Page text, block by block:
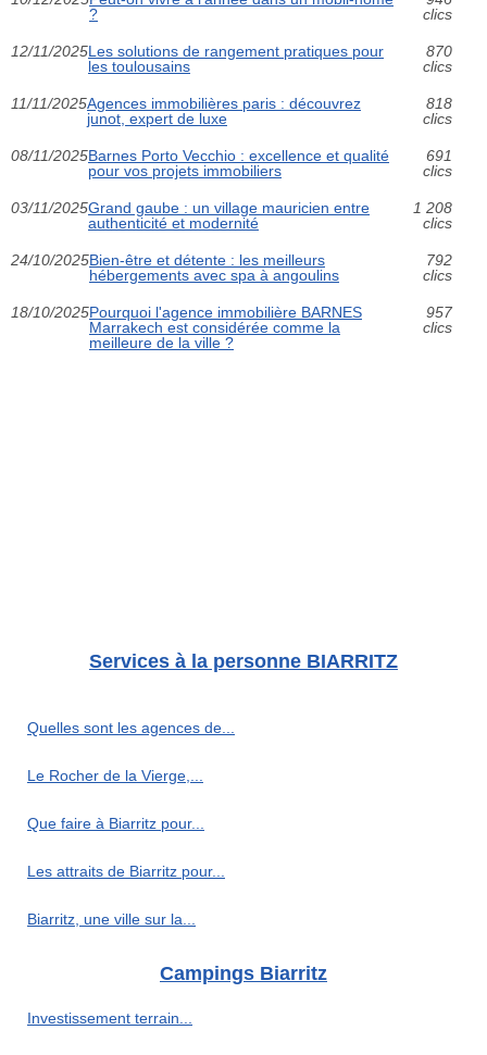
?
clics
12/11/2025Les solutions de rangement pratiques pour
les toulousains
870
clics
11/11/2025Agences immobilières paris : découvrez
junot, expert de luxe
818
clics
08/11/2025Barnes Porto Vecchio : excellence et qualité
pour vos projets immobiliers
691
clics
03/11/2025Grand gaube : un village mauricien entre
authenticité et modernité
1 208
clics
24/10/2025Bien-être et détente : les meilleurs
hébergements avec spa à angoulins
792
clics
18/10/2025Pourquoi l'agence immobilière BARNES
Marrakech est considérée comme la
meilleure de la ville ?
957
clics
Services à la personne BIARRITZ
Quelles sont les agences de...
Le Rocher de la Vierge,...
Que faire à Biarritz pour...
Les attraits de Biarritz pour...
Biarritz, une ville sur la...
Campings Biarritz
Investissement terrain...